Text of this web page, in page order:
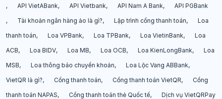
API VietABank
API Vietbank API Nam A Bank
API PGBank
Tài khoản ngân hàng ảo là gì?
Lập trình cổng thanh toán
Loa
thanh toán
Loa VPBank Loa TPBank Loa VietinBank
Loa
ACB
Loa BIDV Loa MB Loa OCB Loa KienLongBank
Loa
MSB
Loa thông báo chuyển khoản
Loa Lộc Vang ABBank
VietQR là gì?
Cổng thanh toán Cổng thanh toán VietQR
Cổng
thanh toán NAPAS
Cổng thanh toán thẻ Quốc tế
Dịch vụ VietQRPay